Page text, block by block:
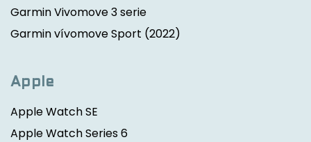
Garmin Vivomove 3 serie
Garmin vívomove Sport (2022)
Apple
Apple Watch SE
Apple Watch Series 6